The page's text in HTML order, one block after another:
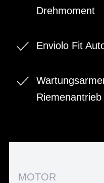
Drehmoment
Enviolo Fit
Riemenantrieb
MOTOR